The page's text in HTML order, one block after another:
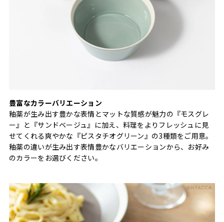
豊富なカラーバリエーション
釉薬が生み出す豊かな表情とマットな質感が魅力の『モスグレ
ー』と『サンドベージュ』に加え、料理をよりフレッシュに見
せてくれる爽やかな『ピスタチオグリーン』の3種類をご用意。
釉薬の違いが生み出す表情豊かなバリエーションから、お好み
のカラーをお選びください。